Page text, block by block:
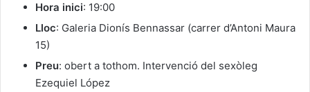
Hora inici: 19:00
Lloc: Galeria Dionís Bennassar (carrer d’Antoni Maura
15)
Preu: obert a tothom. Intervenció del sexòleg
Ezequiel López